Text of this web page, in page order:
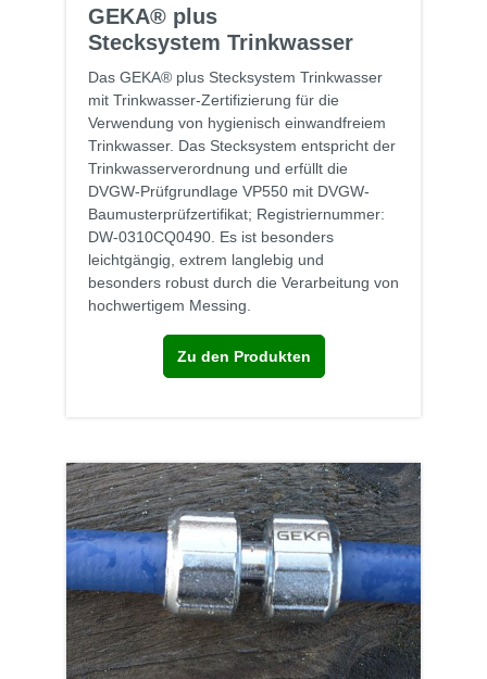
GEKA® plus
Stecksystem Trinkwasser
Das GEKA® plus Stecksystem Trinkwasser
mit Trinkwasser-Zertifizierung für die
Verwendung von hygienisch einwandfreiem
Trinkwasser. Das Stecksystem entspricht der
Trinkwasserverordnung und erfüllt die
DVGW-Prüfgrundlage VP550 mit DVGW-
Baumusterprüfzertifikat; Registriernummer:
DW-0310CQ0490. Es ist besonders
leichtgängig, extrem langlebig und
besonders robust durch die Verarbeitung von
hochwertigem Messing.
Zu den Produkten